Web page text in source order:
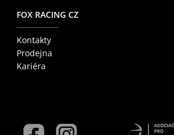
FOX RACING CZ
Kontakty
Prodejna
Kariéra